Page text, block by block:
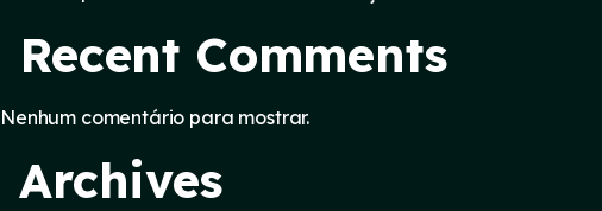
Recent Comments
Nenhum comentário para mostrar.
Archives